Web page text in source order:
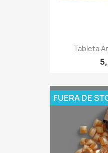
Tableta
FUERA DE